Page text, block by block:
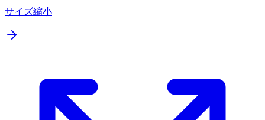
サイズ縮小